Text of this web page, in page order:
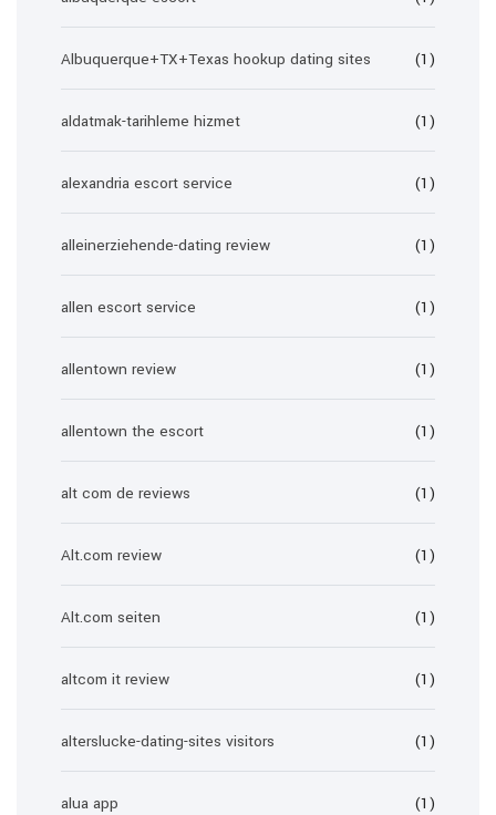
Albuquerque+TX+Texas hookup dating sites (1)
aldatmak-tarihleme hizmet (1)
alexandria escort service (1)
alleinerziehende-dating review (1)
allen escort service (1)
allentown review (1)
allentown the escort (1)
alt com de reviews (1)
Alt.com review (1)
Alt.com seiten (1)
altcom it review (1)
alterslucke-dating-sites visitors (1)
alua app (1)